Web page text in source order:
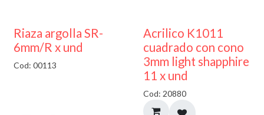
Riaza argolla SR-
6mm/R x und
Cod: 00113 50% DESCUENTO
Acrilico K1011
cuadrado con cono
3mm light shapphire
11 x und
Cod: 20880